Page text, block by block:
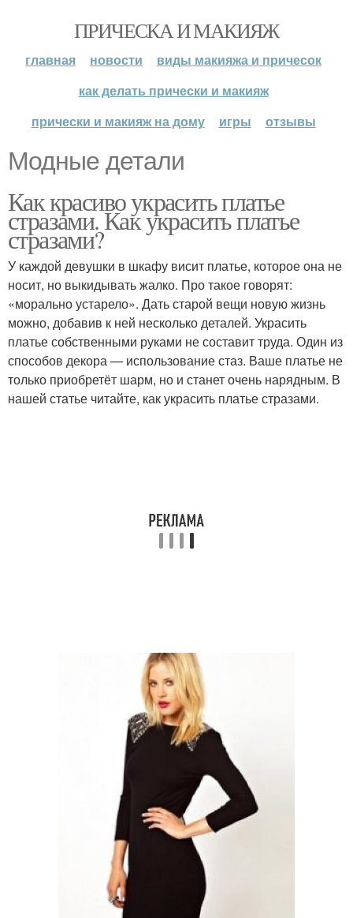
ПРИЧЕСКА И МАКИЯЖ
главная новости
виды макияжа и причесок
как делать прически и макияж
прически и макияж на дому
игры отзывы
Модные детали
Как красиво украсить платье
стразами. Как украсить платье
стразами?
У каждой девушки в шкафу висит платье, которое она не
носит, но выкидывать жалко. Про такое говорят:
«морально устарело». Дать старой вещи новую жизнь
можно, добавив к ней несколько деталей. Украсить
платье собственными руками не составит труда. Один из
способов декора — использование стаз. Ваше платье не
только приобретёт шарм, но и станет очень нарядным. В
нашей статье читайте, как украсить платье стразами.